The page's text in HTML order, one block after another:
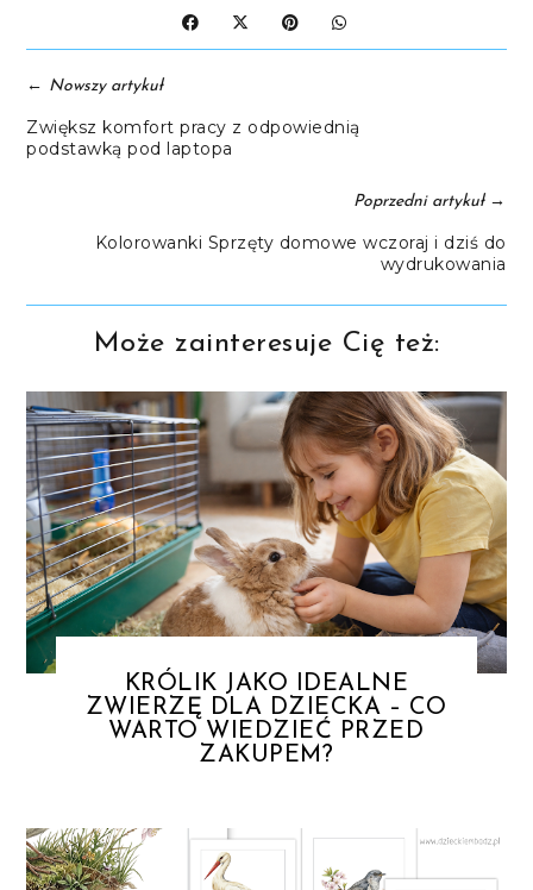
← Nowszy artykuł
Zwiększ komfort pracy z odpowiednią
podstawką pod laptopa
Poprzedni artykuł→
Kolorowanki Sprzęty domowe wczoraj i dziś do
wydrukowania
Może zainteresuje Cię też:
KRÓLIK JAKO IDEALNE
ZWIERZĘ DLA DZIECKA – CO
WARTO WIEDZIEĆ PRZED
ZAKUPEM?